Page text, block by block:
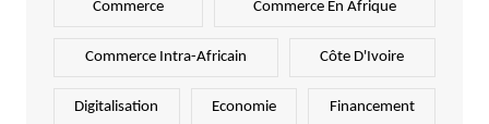
Commerce Commerce En Afrique
Commerce Intra-Africain Côte D'Ivoire
Digitalisation Economie Financement